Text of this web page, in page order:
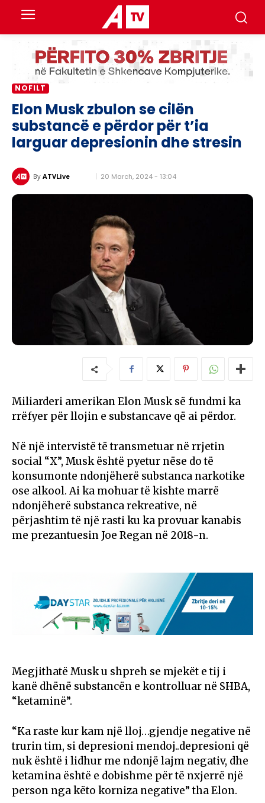
NOFILT
Elon Musk zbulon se cilën
substancë e përdor për t’ia
larguar depresionin dhe stresin
By ATVLive 20 March, 2024 - 13:04
Miliarderi amerikan Elon Musk së fundmi ka
rrëfyer për llojin e substancave që ai përdor.
Në një intervistë të transmetuar në rrjetin
social “X”, Musk është pyetur nëse do të
konsumonte ndonjëherë substanca narkotike
ose alkool. Ai ka mohuar të kishte marrë
ndonjëherë substanca rekreative, në
përjashtim të një rasti ku ka provuar kanabis
me prezantuesin Joe Regan në 2018-n.
Megjithatë Musk u shpreh se mjekët e tij i
kanë dhënë substancën e kontrolluar në SHBA,
“ketaminë”.
“Ka raste kur kam një lloj…gjendje negative në
trurin tim, si depresioni mendoj..depresioni që
nuk është i lidhur me ndonjë lajm negativ, dhe
ketamina është e dobishme për të nxjerrë një
person nga këto korniza negative” tha Elon.